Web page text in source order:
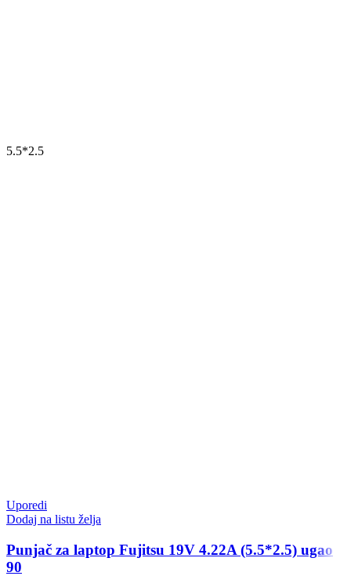
5.5*2.5
Uporedi
Dodaj na listu želja
Punjač za laptop Fujitsu 19V 4.22A (5.5*2.5) ugao
90